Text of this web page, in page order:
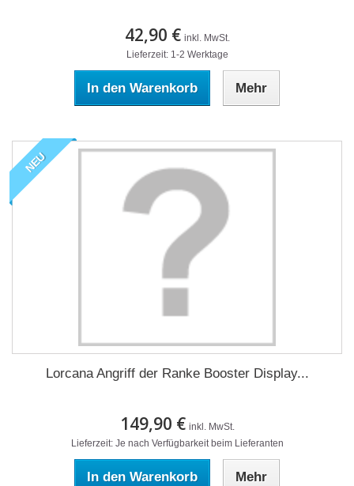
42,90 € inkl. MwSt.
Lieferzeit: 1-2 Werktage
In den Warenkorb Mehr
NEU
Lorcana Angriff der Ranke Booster Display...
149,90 € inkl. MwSt.
Lieferzeit: Je nach Verfügbarkeit beim Lieferanten
In den Warenkorb Mehr